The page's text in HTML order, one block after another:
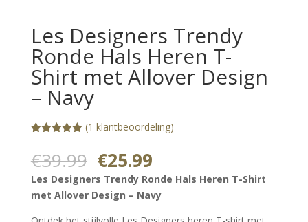
Les Designers Trendy
Ronde Hals Heren T-
Shirt met Allover Design
– Navy
gebaseerd
klantbeoorde
(1 klantbeoordeling)
€39.99 Oorspronkelijke
prijs
was:
€39.99.
€25.99Huidige
prijs
is:
€25.99.
Les Designers Trendy Ronde Hals Heren T-Shirt
met Allover Design – Navy